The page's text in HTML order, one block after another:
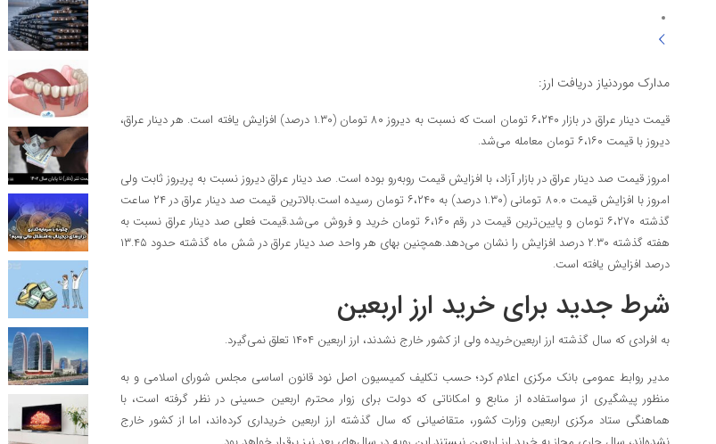
مدارک موردنیاز دریافت ارز:
قیمت دینار عراق در بازار ۶،۲۴۰ تومان است که نسبت به دیروز ۸۰ تومان (۱.۳۰ درصد) افزایش یافته است. هر دینار عراق،
دیروز با قیمت ۶،۱۶۰ تومان معامله می‌شد.
امروز قیمت صد دینار عراق در بازار آزاد، با افزایش قیمت رو‌به‌رو بوده است. صد دینار عراق دیروز نسبت به پریروز ثابت ولی
امروز با افزایش قیمت ۸۰.۰ تومانی (۱.۳۰ درصد) به ۶،۲۴۰ تومان رسیده است.بالاترین قیمت صد دینار عراق در ۲۴ ساعت
گذشته ۶،۲۷۰ تومان و پایین‌ترین قیمت در رقم ۶،۱۶۰ تومان خرید و فروش می‌شد.قیمت فعلی صد دینار عراق نسبت به
هفته گذشته ۲.۳۰ درصد افزایش را نشان می‌دهد.همچنین بهای هر واحد صد دینار عراق در شش ماه گذشته حدود ۱۳.۴۵
درصد افزایش یافته است.
شرط جدید برای خرید ارز اربعین
به افرادی که سال گذشته ارز اربعین‌خریده ولی از کشور خارج نشدند، ارز اربعین ۱۴۰۴ تعلق نمی‌گیرد.
مدیر روابط عمومی بانک مرکزی اعلام کرد؛ حسب تکلیف کمیسیون اصل نود قانون اساسی مجلس شورای اسلامی و به
منظور پیشگیری از سو‌استفاده از منابع و امکاناتی که دولت برای زوار محترم اربعین حسینی در نظر گرفته است، با
هماهنگی ستاد مرکزی اربعین وزارت کشور، متقاضیانی که سال گذشته ارز اربعین خریداری کرده‌اند، اما از کشور خارج